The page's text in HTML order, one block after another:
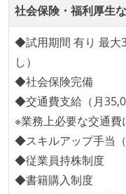
KPI などチームの
誰もがいつでも閲
ドキュメントの整
取り組みをしてい
労働環境の自由度
フレックスタイム
メンバーの多様性
社会保険・福利厚生
◆試用期間 有り 最大
し）
◆社会保険完備
◆交通費支給（月
※業務上必要な交通
◆スキルアップ手当（
◆従業員持株制度
◆書籍購入制度